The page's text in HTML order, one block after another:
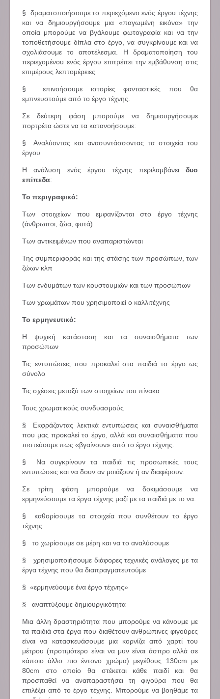
§ δραματοποιήσουμε το περιεχόμενο ενός έργου τέχνης
και να δημιουργήσουμε μια «παγωμένη εικόνα» την
οποία μπορούμε να βγάλουμε φωτογραφία και να την
τοποθετήσουμε δίπλα στο έργο, να συγκρίνουμε και να
σχολιάσουμε το αποτέλεσμα. Η δραματοποίηση του
περιεχομένου ενός έργου επιτρέπει την εμβάθυνση στις
επιμέρους λεπτομέρειες
§ επινοήσουμε ιστορίες φανταστικές που θα
εμπνευστούμε από το έργο τέχνης.
Σε δεύτερη φάση μπορούμε να δημιουργήσουμε
πορτρέτα ώστε να τα κατανοήσουμε:
§ Αναλύοντας και ανασυντάσσοντας τα στοιχεία του
έργου
Η ανάλυση ενός έργου τέχνης περιλαμβάνει δυο
επίπεδα:
Το περιγραφικό:
Των στοιχείων που εμφανίζονται στο έργο τέχνης
(άνθρωποι, ζώα, φυτά)
Των αντικειμένων που αναπαριστώνται
Της συμπεριφοράς και της στάσης των προσώπων, των
ζώων κλπ
Των ενδυμάτων των κουστουμιών και των προσώπων
Των χρωμάτων που χρησιμοποιεί ο καλλιτέχνης
Το ερμηνευτικό:
Η ψυχική κατάσταση και τα συναισθήματα των
προσώπων
Τις εντυπώσεις που προκαλεί στα παιδιά το έργο ως
σύνολο
Τις σχέσεις μεταξύ των στοιχείων του πίνακα
Τους χρωματικούς συνδυασμούς
§ Εκφράζοντας λεκτικά εντυπώσεις και συναισθήματα
που μας προκαλεί το έργο, αλλά και συναισθήματα που
πιστεύουμε πως «βγαίνουν» από το έργο τέχνης.
§ Να συγκρίνουν τα παιδιά τις προσωπικές τους
εντυπώσεις και να δουν αν μοιάζουν ή αν διαφέρουν.
Σε τρίτη φάση μπορούμε να δοκιμάσουμε να
ερμηνεύσουμε τα έργα τέχνης μαζί με τα παιδιά με το να:
§ καθορίσουμε τα στοιχεία που συνθέτουν το έργο
τέχνης
§ το χωρίσουμε σε μέρη και να το αναλύσουμε
§ χρησιμοποιήσουμε διάφορες τεχνικές ανάλογες με τα
έργα τέχνης που θα διαπραγματευτούμε
§ «ερμηνεύουμε ένα έργο τέχνης»
§ αναπτύξουμε δημιουργικότητα
Μια άλλη δραστηριότητα που μπορούμε να κάνουμε με
τα παιδιά στα έργα που διαθέτουν ανθρώπινες φιγούρες
είναι να κατασκευάσουμε μια κορνίζα από χαρτί του
μέτρου (προτιμότερο είναι να μυν είναι άσπρο αλλά σε
κάποιο άλλο πιο έντονο χρώμα) μεγέθους 130cm με
80cm στο οποίο θα στέκεται κάθε παιδί και θα
προσπαθεί να αναπαραστήσει τη φιγούρα που θα
επιλέξει από το έργο τέχνης. Μπορούμε να βοηθάμε τα